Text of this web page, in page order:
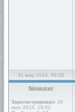
31 мар 2014, 00:25
Newuser
Зарегистрирован: 26
июн 2013, 19:02